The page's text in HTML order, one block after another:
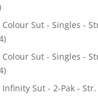
Colour Sut - Singles -
Colour Sut - Singles -
Infinity Sut - 2-Pak -